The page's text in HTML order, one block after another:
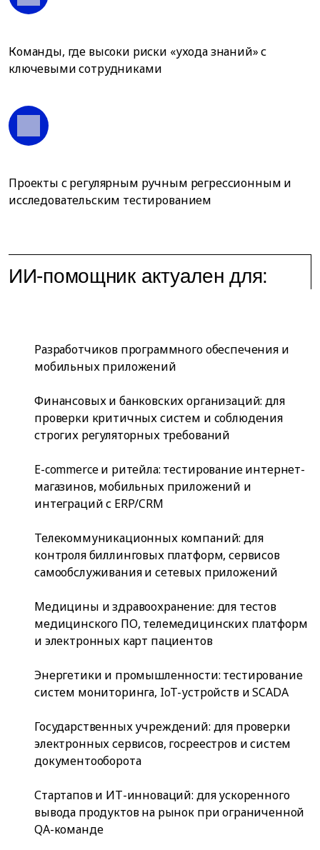
Команды, где высоки риски «ухода знаний» с
ключевыми сотрудниками
Проекты с регулярным ручным регрессионным и
исследовательским тестированием
ИИ-помощник актуален для:
Разработчиков программного обеспечения и
мобильных приложений
Финансовых и банковских организаций: для
проверки критичных систем и соблюдения
строгих регуляторных требований
E-commerce и ритейла: тестирование интернет-
магазинов, мобильных приложений и
интеграций с ERP/CRM
Телекоммуникационных компаний: для
контроля биллинговых платформ, сервисов
самообслуживания и сетевых приложений
Медицины и здравоохранение: для тестов
медицинского ПО, телемедицинских платформ
и электронных карт пациентов
Энергетики и промышленности: тестирование
систем мониторинга, IoT-устройств и SCADA
Государственных учреждений: для проверки
электронных сервисов, госреестров и систем
документооборота
Стартапов и ИТ-инноваций: для ускоренного
вывода продуктов на рынок при ограниченной
QA-команде